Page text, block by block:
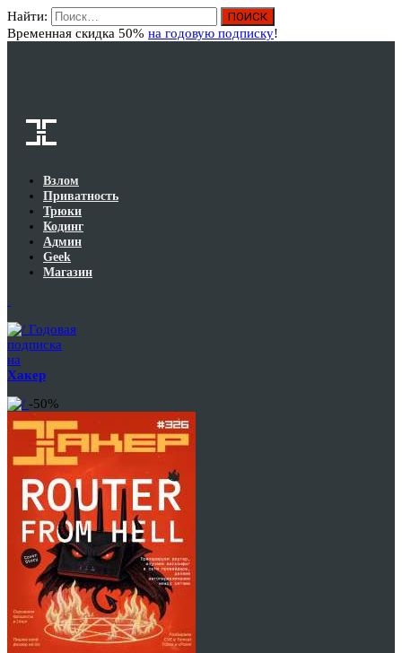
Найти:
Временная скидка 50% на годовую подписку!
Взлом
Приватность
Трюки
Кодинг
Админ
Geek
Магазин
Годовая
подписка
на
Хакер
-50%